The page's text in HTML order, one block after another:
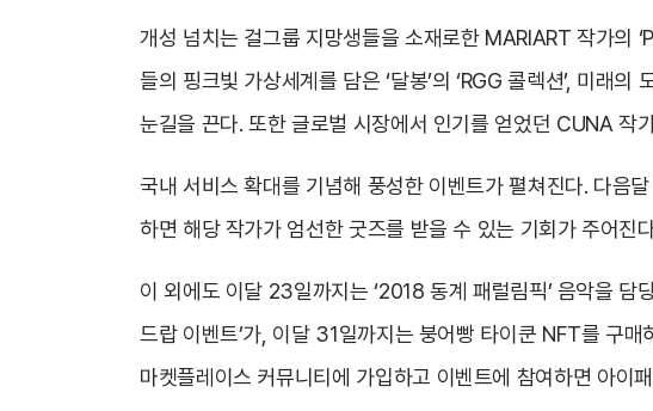
개성 넘치는 걸그룹 지망생들을 소재로한 MARIART 작가의
들의 핑크빛 가상세계를 담은 ‘달봉’의 ‘RGG 콜렉션’, 미래
눈길을 끈다. 또한 글로벌 시장에서 인기를 얻었던 CUNA 작
국내 서비스 확대를 기념해 풍성한 이벤트가 펼쳐진다. 다음
하면 해당 작가가 엄선한 굿즈를 받을 수 있는 기회가 주어진
이 외에도 이달 23일까지는 ‘2018 동계 패럴림픽’ 음악을
드랍 이벤트’가, 이달 31일까지는 붕어빵 타이쿤 NFT를 구
마켓플레이스 커뮤니티에 가입하고 이벤트에 참여하면 아이